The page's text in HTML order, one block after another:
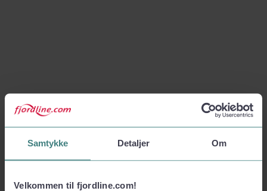
Samtykke Detaljer Om
Velkommen til fjordline.com!